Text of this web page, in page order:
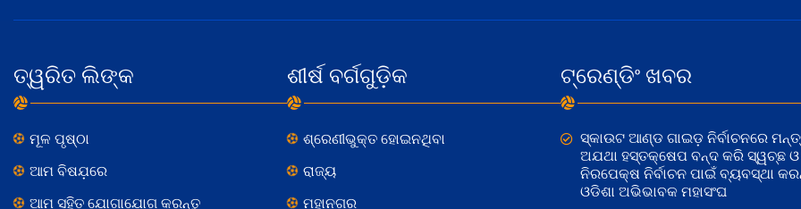
ତ୍ୱରିତ ଲିଙ୍କ
ମୂଳ ପୃଷ୍ଠା
ଆମ ବିଷଯ଼ରେ
ଆମ ସହିତ ଯୋଗାଯୋଗ କରନ୍ତୁ
ଶୀର୍ଷ ବର୍ଗଗୁଡ଼ିକ
ଶ୍ରେଣୀଭୁକ୍ତ ହୋଇନଥିବା
ରାଜ୍ୟ
ମହାନଗର
ଟ୍ରେଣ୍ଡିଂ ଖବର
ସ୍କାଉଟ ଆଣ୍ଡ ଗାଇଡ଼ ନିର୍ବାଚନରେ
ଅଯଥା ହସ୍ତକ୍ଷେପ ବନ୍ଦ କରି ସ୍ୱଚ୍ଛ ଓ
ନିରପେକ୍ଷ ନିର୍ବାଚନ ପାଇଁ ବ୍ୟବସ୍ଥା
ଓଡିଶା ଅଭିଭାବକ ମହାସଂଘ